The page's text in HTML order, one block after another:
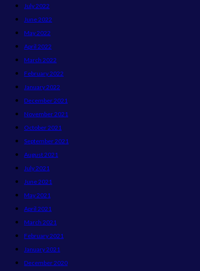
July 2022
June 2022
May 2022
April 2022
March 2022
February 2022
January 2022
December 2021
November 2021
October 2021
September 2021
August 2021
July 2021
June 2021
May 2021
April 2021
March 2021
February 2021
January 2021
December 2020